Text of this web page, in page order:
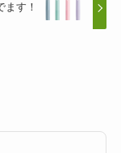
す！